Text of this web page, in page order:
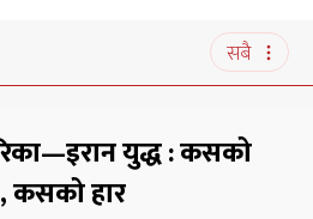
सबै
युद्ध : कसको
कसको हार